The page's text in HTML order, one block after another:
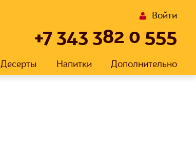
Войти
+7 343 382 0 555
Десерты Напитки Дополнительно